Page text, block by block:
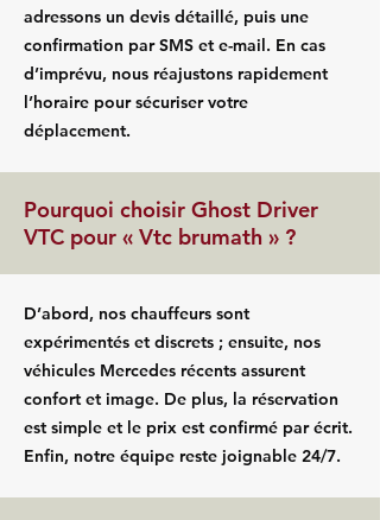
adressons un devis détaillé, puis une
confirmation par SMS et e-mail. En cas
d’imprévu, nous réajustons rapidement
l’horaire pour sécuriser votre
déplacement.
Pourquoi choisir Ghost Driver
VTC pour « Vtc brumath » ?
D’abord, nos chauffeurs sont
expérimentés et discrets ; ensuite, nos
véhicules Mercedes récents assurent
confort et image. De plus, la réservation
est simple et le prix est confirmé par écrit.
Enfin, notre équipe reste joignable 24/7.